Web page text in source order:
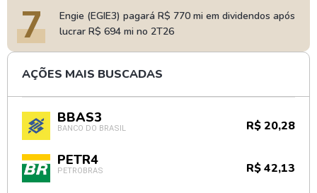
7
Engie (EGIE3) pagará R$ 770 mi em dividendos após
lucrar R$ 694 mi no 2T26
AÇÕES MAIS BUSCADAS
BBAS3
BANCO DO BRASIL R$ 20,28
PETR4
PETROBRAS R$ 42,13